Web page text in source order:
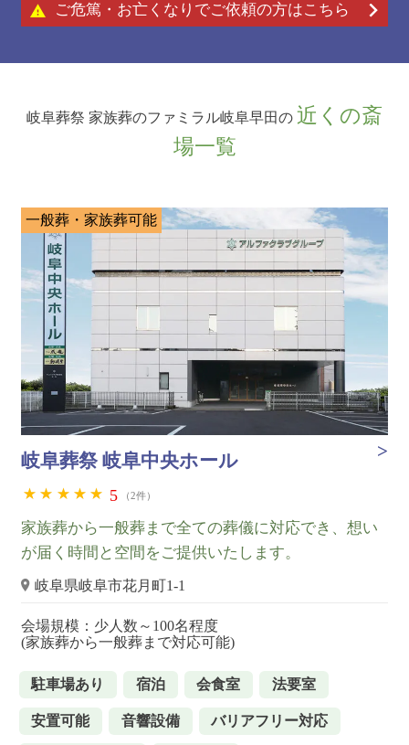
ご危篤・お亡くなりでご依頼の方はこちら
岐阜葬祭 家族葬のファミラル岐阜早田の 近くの斎
場一覧
一般葬・家族葬可能
岐阜葬祭 岐阜中央ホール
5 （2件）
家族葬から一般葬まで全ての葬儀に対応でき、想い
が届く時間と空間をご提供いたします。
岐阜県岐阜市花月町1-1
会場規模：少人数～100名程度
(家族葬から一般葬まで対応可能)
駐車場あり 宿泊 会食室 法要室
安置可能 音響設備 バリアフリー対応